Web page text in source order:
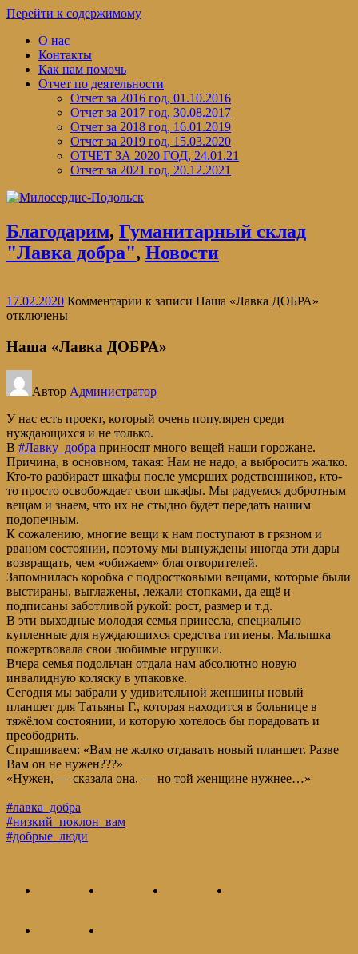
Перейти к содержимому
О нас
Контакты
Как нам помочь
Отчет по деятельности
Отчет за 2016 год, 01.10.2016
Отчет за 2017 год, 30.08.2017
Отчет за 2018 год, 16.01.2019
Отчет за 2019 год, 15.03.2020
ОТЧЕТ ЗА 2020 ГОД, 24.01.21
Отчет за 2021 год, 20.12.2021
Благодарим, Гуманитарный склад
"Лавка добра", Новости
17.02.2020 Комментарии к записи Наша «Лавка ДОБРА»
отключены
Наша «Лавка ДОБРА»
Автор Администратор
У нас есть проект, который очень популярен среди
нуждающихся и не только.
В #Лавку_добра приносят много вещей наши горожане.
Причина, в основном, такая: Нам не надо, а выбросить жалко.
Кто-то разбирает шкафы после умерших родственников, кто-
то просто освобождает свои шкафы. Мы радуемся добротным
вещам и знаем, что их не стыдно будет передать нашим
подопечным.
К сожалению, многие вещи к нам поступают в грязном и
рваном состоянии, поэтому мы вынуждены иногда эти дары
возвращать, чем «обижаем» благотворителей.
Запомнилась коробка с подростковыми вещами, которые были
выстираны, выглажены, лежали стопками, да ещё и
подписаны заботливой рукой: рост, размер и т.д.
В эти выходные молодая семья принесла, специально
купленные для нуждающихся средства гигиены. Малышка
пожертвовала свои любимые игрушки.
Вчера семья подольчан отдала нам абсолютно новую
инвалидную коляску в упаковке.
Сегодня мы забрали у удивительной женщины новый
планшет для Татьяны Г., которая находится в больнице в
тяжёлом состоянии, и которую хотелось бы порадовать и
преободрить.
Спрашиваем: «Вам не жалко отдавать новый планшет. Разве
Вам он не нужен???»
«Нужен, — сказала она, — но той женщине нужнее…»
#лавка_добра
#низкий_поклон_вам
#добрые_люди